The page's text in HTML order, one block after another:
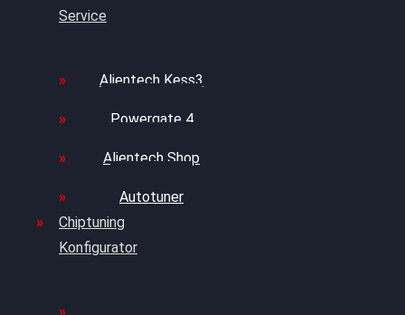
Service
Alientech Kess3
Powergate 4
Alientech Shop
Autotuner
Chiptuning
Konfigurator